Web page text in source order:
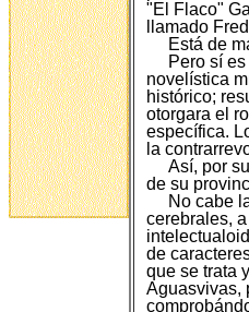
"El Flaco"
llamado
Está de
Pero sí
novelística
histórico;
otorgara el
específica.
la
Así, por
de su
No cabe
cerebrales,
de
que se trata
Aguasvivas,